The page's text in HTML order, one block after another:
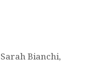
Bianchi,